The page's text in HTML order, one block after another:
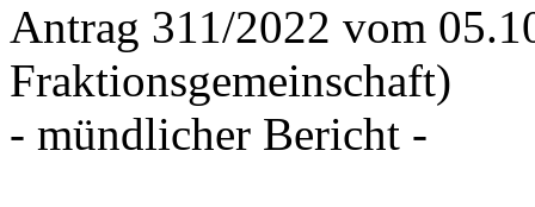
Antrag 311/2022 vom
Fraktionsgemeinschaft)
- mündlicher Bericht -